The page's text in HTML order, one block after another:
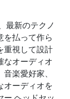
最新のテクノ
を払って作ら
重視して設計
なオーディオ
楽愛好家、
オーディオを